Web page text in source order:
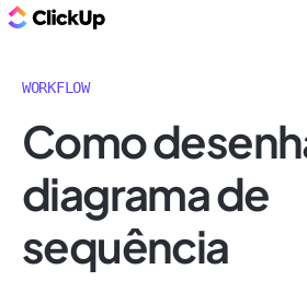
WORKFLOW
Como
diagrama de
sequência